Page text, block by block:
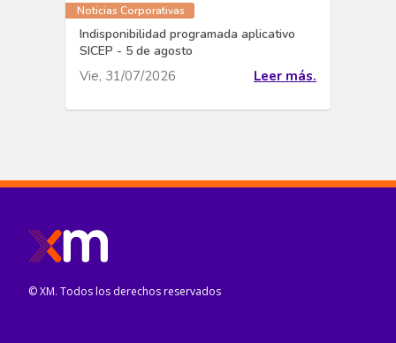
Noticias Corporativas
Indisponibilidad programada aplicativo
SICEP - 5 de agosto
Vie, 31/07/2026 Leer más.
© XM. Todos los derechos reservados